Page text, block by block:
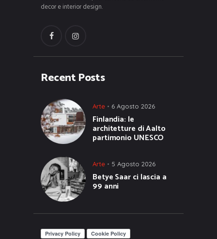
decor e interior design.
Recent Posts
Arte 6 Agosto 2026
Finlandia: le
architetture di Aalto
partimonio UNESCO
Arte 5 Agosto 2026
Betye Saar ci lascia a
99 anni